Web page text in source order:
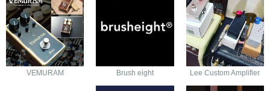
VEMURAM Brush eight Lee Custom Amplifier